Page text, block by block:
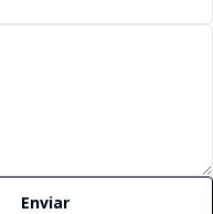
Enviar